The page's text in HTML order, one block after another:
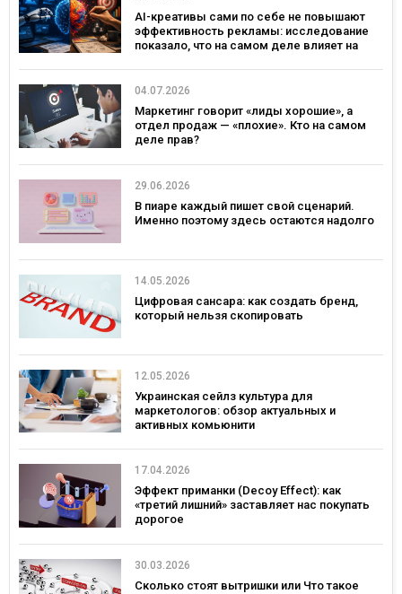
AI-креативы сами по себе не повышают
эффективность рекламы: исследование
показало, что на самом деле влияет на
04.07.2026
Маркетинг говорит «лиды хорошие», а
отдел продаж — «плохие». Кто на самом
деле прав?
29.06.2026
В пиаре каждый пишет свой сценарий.
Именно поэтому здесь остаются надолго
14.05.2026
Цифровая сансара: как создать бренд,
который нельзя скопировать
12.05.2026
Украинская сейлз культура для
маркетологов: обзор актуальных и
активных комьюнити
17.04.2026
Эффект приманки (Decoy Effect): как
«третий лишний» заставляет нас покупать
дорогое
30.03.2026
Сколько стоят вытришки или Что такое